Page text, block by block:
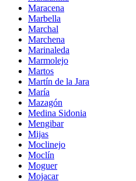
Maracena
Marbella
Marchal
Marchena
Marinaleda
Marmolejo
Martos
Martín de la Jara
María
Mazagón
Medina Sidonia
Mengibar
Mijas
Moclinejo
Moclín
Moguer
Mojacar